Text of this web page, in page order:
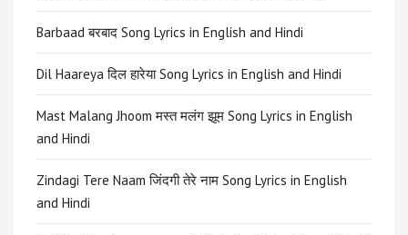
Barbaad बरबाद Song Lyrics in English and Hindi
Dil Haareya दिल हारेया Song Lyrics in English and Hindi
Mast Malang Jhoom मस्त मलंग झूम Song Lyrics in English
and Hindi
Zindagi Tere Naam जिंदगी तेरे नाम Song Lyrics in English
and Hindi